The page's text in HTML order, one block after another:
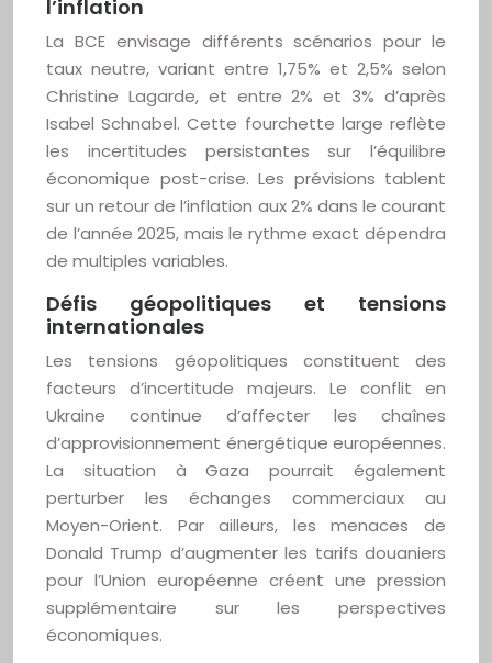
l’inflation
La BCE envisage différents scénarios pour le
taux neutre, variant entre 1,75% et 2,5% selon
Christine Lagarde, et entre 2% et 3% d’après
Isabel Schnabel. Cette fourchette large reflète
les incertitudes persistantes sur l’équilibre
économique post-crise. Les prévisions tablent
sur un retour de l’inflation aux 2% dans le courant
de l’année 2025, mais le rythme exact dépendra
de multiples variables.
Défis géopolitiques et tensions
internationales
Les tensions géopolitiques constituent des
facteurs d’incertitude majeurs. Le conflit en
Ukraine continue d’affecter les chaînes
d’approvisionnement énergétique européennes.
La situation à Gaza pourrait également
perturber les échanges commerciaux au
Moyen-Orient. Par ailleurs, les menaces de
Donald Trump d’augmenter les tarifs douaniers
pour l’Union européenne créent une pression
supplémentaire sur les perspectives
économiques.